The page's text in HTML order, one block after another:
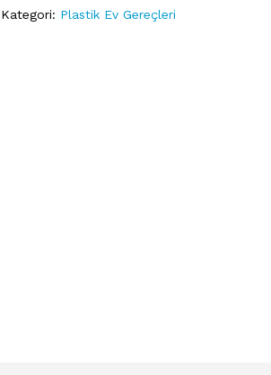
Kategori: Plastik Ev Gereçleri